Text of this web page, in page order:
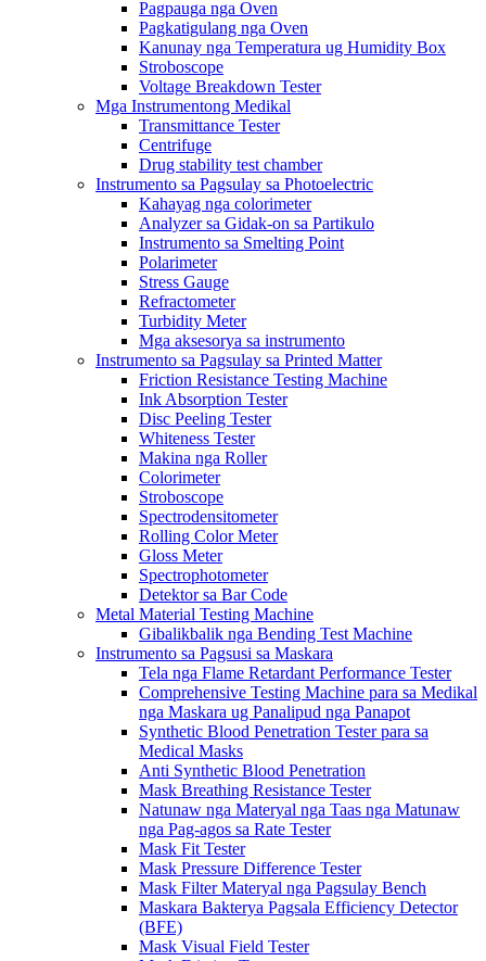
Pagpauga nga Oven
Pagkatigulang nga Oven
Kanunay nga Temperatura ug Humidity Box
Stroboscope
Voltage Breakdown Tester
Mga Instrumentong Medikal
Transmittance Tester
Centrifuge
Drug stability test chamber
Instrumento sa Pagsulay sa Photoelectric
Kahayag nga colorimeter
Analyzer sa Gidak-on sa Partikulo
Instrumento sa Smelting Point
Polarimeter
Stress Gauge
Refractometer
Turbidity Meter
Mga aksesorya sa instrumento
Instrumento sa Pagsulay sa Printed Matter
Friction Resistance Testing Machine
Ink Absorption Tester
Disc Peeling Tester
Whiteness Tester
Makina nga Roller
Colorimeter
Stroboscope
Spectrodensitometer
Rolling Color Meter
Gloss Meter
Spectrophotometer
Detektor sa Bar Code
Metal Material Testing Machine
Gibalikbalik nga Bending Test Machine
Instrumento sa Pagsusi sa Maskara
Tela nga Flame Retardant Performance Tester
Comprehensive Testing Machine para sa Medikal
nga Maskara ug Panalipud nga Panapot
Synthetic Blood Penetration Tester para sa
Medical Masks
Anti Synthetic Blood Penetration
Mask Breathing Resistance Tester
Natunaw nga Materyal nga Taas nga Matunaw
nga Pag-agos sa Rate Tester
Mask Fit Tester
Mask Pressure Difference Tester
Mask Filter Materyal nga Pagsulay Bench
Maskara Bakterya Pagsala Efficiency Detector
(BFE)
Mask Visual Field Tester